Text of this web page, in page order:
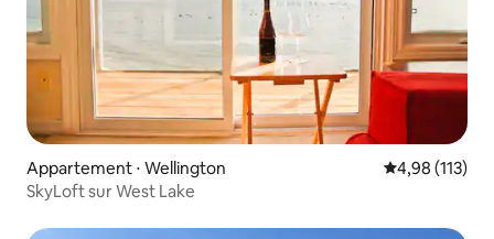
Appartement ⋅ Wellington Évaluation
4,98 (113)
SkyLoft sur West Lake